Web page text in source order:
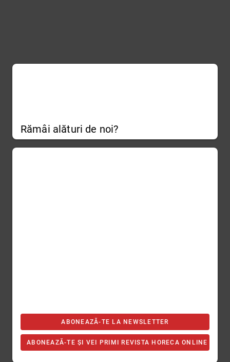
Rămâi alături de noi?
ABONEAZĂ-TE LA NEWSLETTER
ABONEAZĂ-TE ȘI VEI PRIMI REVISTA HORECA ONLINE